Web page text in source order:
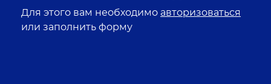
Для этого вам необходимо авторизоваться
или заполнить форму